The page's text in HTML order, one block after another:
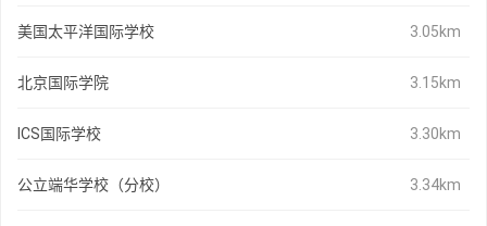
美国太平洋国际学校 3.05km
北京国际学院 3.15km
ICS国际学校 3.30km
公立端华学校（分校） 3.34km